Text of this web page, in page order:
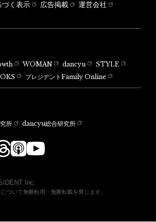
づく表示
広告掲載
運営会社
WOMAN dancyu
STYLE
プレジデントFamily Online
所 dancyu総合研究所
Inc.
ついて無断転用・無断転載を禁じます。